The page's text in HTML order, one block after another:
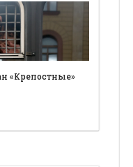
«Крепостные»